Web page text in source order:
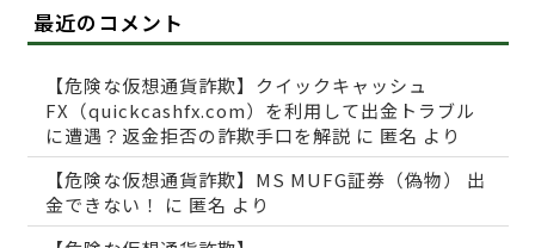
最近のコメント
【危険な仮想通貨詐欺】クイックキャッシュ
FX（quickcashfx.com）を利用して出金トラブル
に遭遇？返金拒否の詐欺手口を解説 に 匿名 より
【危険な仮想通貨詐欺】MS MUFG証券（偽物） 出
金できない！
に 匿名 より